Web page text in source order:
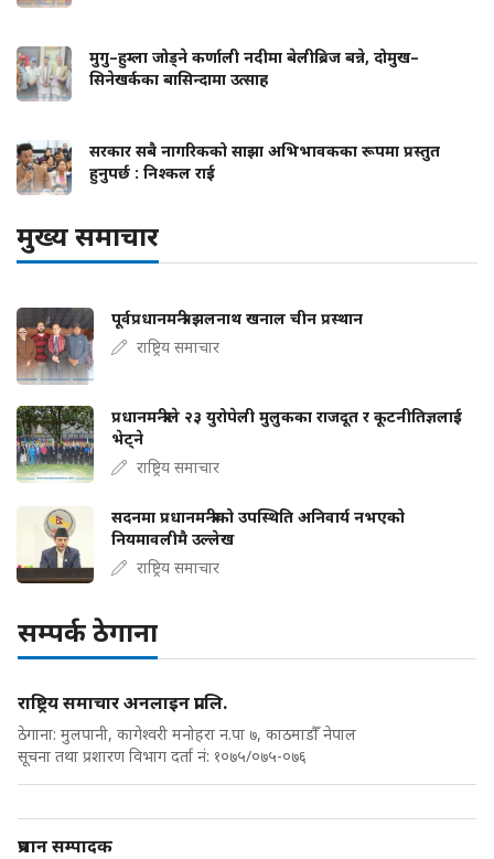
मुगु–हुम्ला जोड्ने कर्णाली नदीमा बेलीब्रिज बन्ने, दोमुख–
सिनेखर्कका बासिन्दामा उत्साह
सरकार सबै नागरिकको साझा अभिभावकका रूपमा प्रस्तुत
हुनुपर्छ : निश्कल राई
मुख्य समाचार
पूर्वप्रधानमन्त्री झलनाथ खनाल चीन प्रस्थान
राष्ट्रिय समाचार
प्रधानमन्त्रीले २३ युरोपेली मुलुकका राजदूत र कूटनीतिज्ञलाई
भेट्ने
राष्ट्रिय समाचार
सदनमा प्रधानमन्त्रीको उपस्थिति अनिवार्य नभएको
नियमावलीमै उल्लेख
राष्ट्रिय समाचार
सम्पर्क ठेगाना
राष्ट्रिय समाचार अनलाइन प्रा.लि.
ठेगाना: मुलपानी, कागेश्वरी मनोहरा न.पा ७, काठमाडौँ नेपाल
सूचना तथा प्रशारण विभाग दर्ता नं: १०७५/०७५-०७६
प्रधान सम्पादक